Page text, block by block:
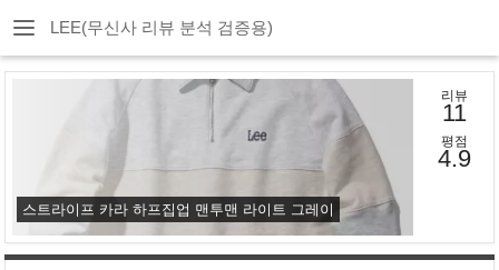
LEE(무신사 리뷰 분석 검증용)
스트라이프 카라 하프집업 맨투맨 라이트 그레이
리뷰
11
평점
4.9